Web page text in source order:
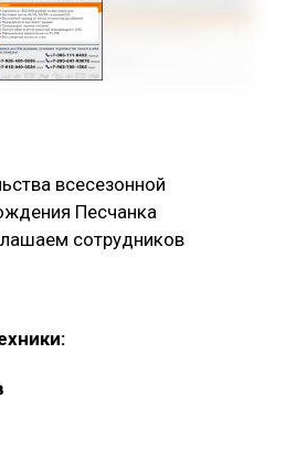
всесезонной
Песчанка
сотрудников